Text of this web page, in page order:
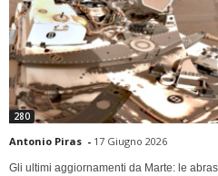
280
Antonio Piras - 17 Giugno 2026
Gli ultimi aggiornamenti da Marte: le